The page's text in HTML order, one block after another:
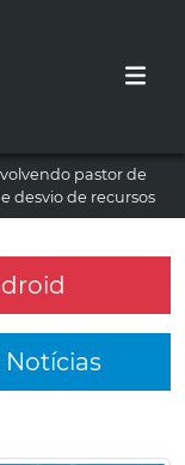
pastor de
desvio de recursos